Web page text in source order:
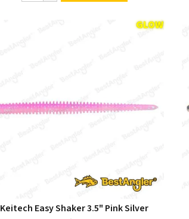
Keitech Easy Shaker 3.5" Pink Silver